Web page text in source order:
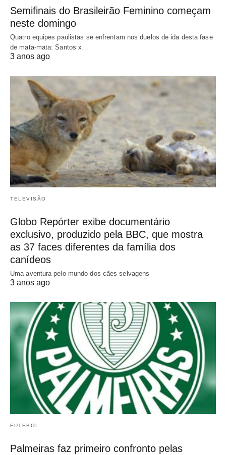
Semifinais do Brasileirão Feminino começam
neste domingo
Quatro equipes paulistas se enfrentam nos duelos de ida desta fase
de mata-mata: Santos x…
3 anos ago
TELEVISÃO
Globo Repórter exibe documentário
exclusivo, produzido pela BBC, que mostra
as 37 faces diferentes da família dos
canídeos
Uma aventura pelo mundo dos cães selvagens
3 anos ago
FUTEBOL
Palmeiras faz primeiro confronto pelas